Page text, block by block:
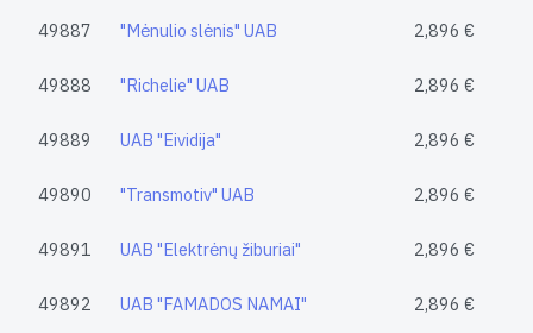
49887 "Mėnulio slėnis" UAB 2,896 €
49888 "Richelie" UAB 2,896 €
49889 UAB "Eividija" 2,896 €
49890 "Transmotiv" UAB 2,896 €
49891 UAB "Elektrėnų žiburiai" 2,896 €
49892 UAB "FAMADOS NAMAI" 2,896 €